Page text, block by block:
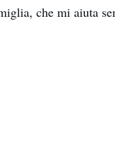
che mi aiuta